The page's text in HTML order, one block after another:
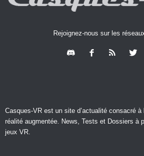
Rejoignez-nous sur les
Casques-VR est un site d’actualité consacré
réalité augmentée. News, Tests et Dossiers à
jeux VR.